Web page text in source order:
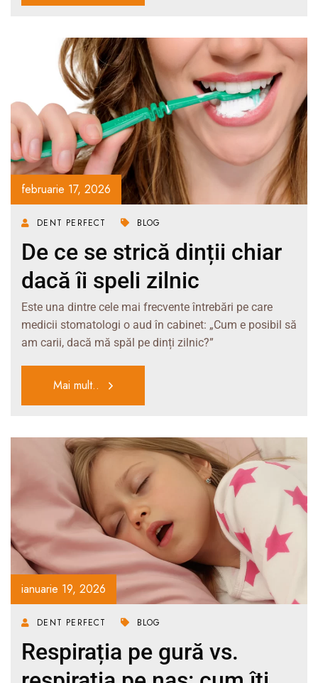
februarie 17, 2026
DENT PERFECT BLOG
De ce se strică dinții chiar
dacă îi speli zilnic
Este una dintre cele mai frecvente întrebări pe care
medicii stomatologi o aud în cabinet: „Cum e posibil să
am carii, dacă mă spăl pe dinți zilnic?”
Mai mult..
ianuarie 19, 2026
DENT PERFECT BLOG
Respirația pe gură vs.